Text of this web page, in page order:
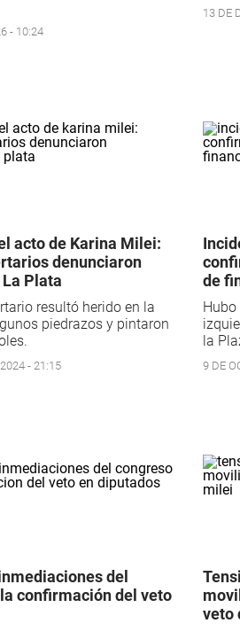
- 10:24
13 DE
acto de Karina Milei:
denunciaron
Plata
resultó herido en la
piedrazos y pintaron
- 21:15
de
la
9 DE
del
confirmación del veto
veto